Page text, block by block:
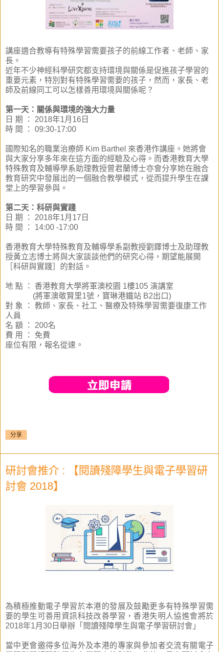
講座適合教導有特殊學習需要孩子的前線工作者、老師、家
長。
近年不少神經科學研究都支持環境與關係是促進孩子學習的
重要元素，特別對有特殊學習需要的孩子，然而，家長、老
師及前線同工可以怎樣善用環境與關係呢？
第一天： 關係與環境的強大力量
日 期 ： 2018年1月16日
時 間 ： 09:30-17:00
國際知名的職業治療師 Kim Barthel 來香港作講座。她將會
與大家分享多年來在這方面的經驗及心得。而香港教育大學
特殊教育及輔導學系助理教授曾君蘭博士亦會分享她在融合
教育研究中發展出的一個融合教學模式，從而提升學生在課
堂上的學習參與。
第二天：科研與實踐
日 期 ： 2018年1月17日
時 間 ： 14:00 -17:00
香港教育大學特殊教育及輔導學系副教授劉鐸博士及助理教
授黃立志博士將與大家談談他們的研究心得，期望能展開
［科研與實踐］的對話。
地 點 ： 香港教育大學將軍澳校園 1樓105 演講室
(將軍澳敬賢里1號，寶琳港鐵站 B2出口)
對 象 ： 教師、家長、社工、醫療及特殊學習需要復康工作
人員
名 額 ： 200名
費 用 ： 免費
座位有限，報名從速。
分享
研討會推介 : 【閱讀殘障學生與電子學習研
討會 2018】
為積極推動電子學習於本港的發展及鼓勵更多有特殊學習需
要的學生可善用資訊科技改善學習，香港失明人協進會將於
2018年1月30日舉辦「閱讀殘障學生與電子學習研討會」
當中更會邀得多位海外及本港的專家與參加者交流有關電子